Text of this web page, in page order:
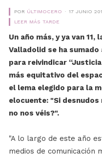
POR ÚLTIMOCERO
17 JUNIO
LEER MÁS TARDE
Un año más, y ya van
Valladolid se ha
para reivindicar
más equitativo del
el lema elegido para la
elocuente: "Si
no nos véis?".
"A lo largo de este año
medios de comunicación